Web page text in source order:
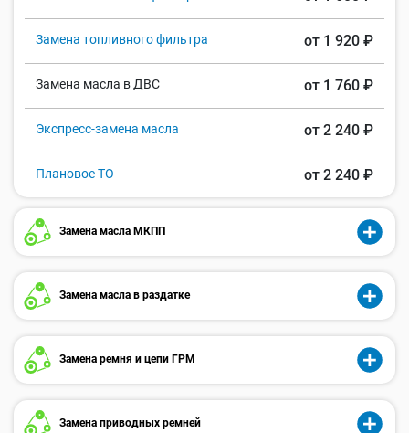
Замена топливного фильтра от 1 920 ₽
Замена масла в ДВС от 1 760 ₽
Экспресс-замена масла от 2 240 ₽
Плановое ТО от 2 240 ₽
Замена масла МКПП
Замена масла в раздатке
Замена ремня и цепи ГРМ
Замена приводных ремней